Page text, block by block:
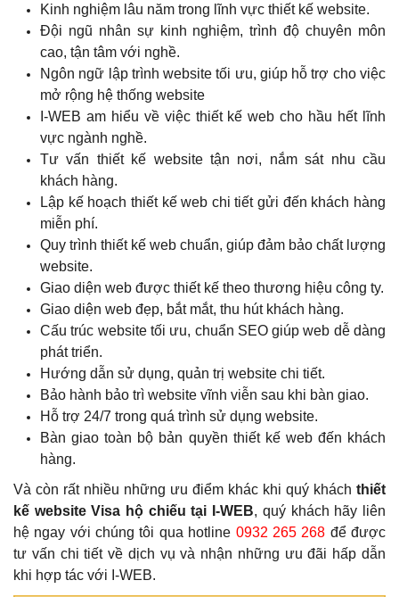
Kinh nghiệm lâu năm trong lĩnh vực thiết kế website.
Đội ngũ nhân sự kinh nghiệm, trình độ chuyên môn
cao, tận tâm với nghề.
Ngôn ngữ lập trình website tối ưu, giúp hỗ trợ cho việc
mở rộng hệ thống website
I-WEB am hiểu về việc thiết kế web cho hầu hết lĩnh
vực ngành nghề.
Tư vấn thiết kế website tận nơi, nắm sát nhu cầu
khách hàng.
Lập kế hoạch thiết kế web chi tiết gửi đến khách hàng
miễn phí.
Quy trình thiết kế web chuẩn, giúp đảm bảo chất lượng
website.
Giao diện web được thiết kế theo thương hiệu công ty.
Giao diện web đẹp, bắt mắt, thu hút khách hàng.
Cấu trúc website tối ưu, chuẩn SEO giúp web dễ dàng
phát triển.
Hướng dẫn sử dụng, quản trị website chi tiết.
Bảo hành bảo trì website vĩnh viễn sau khi bàn giao.
Hỗ trợ 24/7 trong quá trình sử dụng website.
Bàn giao toàn bộ bản quyền thiết kế web đến khách
hàng.
Và còn rất nhiều những ưu điểm khác khi quý khách thiết
kế website Visa hộ chiếu tại I-WEB, quý khách hãy liên
hệ ngay với chúng tôi qua hotline 0932 265 268 để được
tư vấn chi tiết về dịch vụ và nhận những ưu đãi hấp dẫn
khi hợp tác với I-WEB.